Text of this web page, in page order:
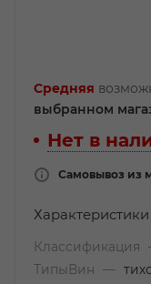
Средняя
выбранном
Нет в
Самовывоз из
Характеристики
Классификация
ТипыВин
—